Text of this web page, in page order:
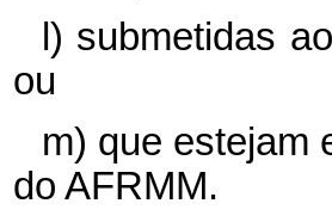
l) submetidas
ou
m) que estejam
do AFRMM.